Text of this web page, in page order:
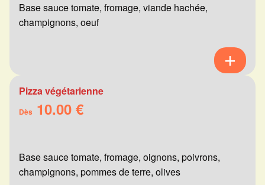
Base sauce tomate, fromage, viande hachée,
champignons, oeuf
Pizza végétarienne
Dès 10.00 €
Base sauce tomate, fromage, oignons, poivrons,
champignons, pommes de terre, olives